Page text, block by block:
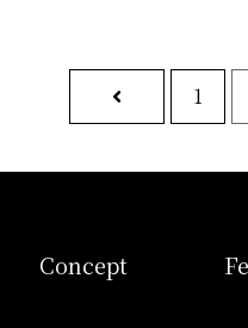
前
1
Concept